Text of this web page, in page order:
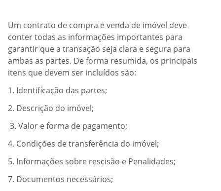
Um contrato de compra e venda de imóvel deve
conter todas as informações importantes para
garantir que a transação seja clara e segura para
ambas as partes. De forma resumida, os principais
itens que devem ser incluídos são:
1. Identificação das partes;
2. Descrição do imóvel;
3. Valor e forma de pagamento;
4. Condições de transferência do imóvel;
5. Informações sobre rescisão e Penalidades;
7. Documentos necessários;